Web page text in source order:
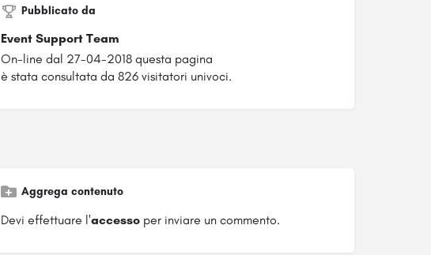
Pubblicato da
Event Support Team
On-line dal 27-04-2018 questa pagina
è stata consultata da 826 visitatori univoci.
Aggrega contenuto
Devi effettuare l'accessoper inviare un commento.